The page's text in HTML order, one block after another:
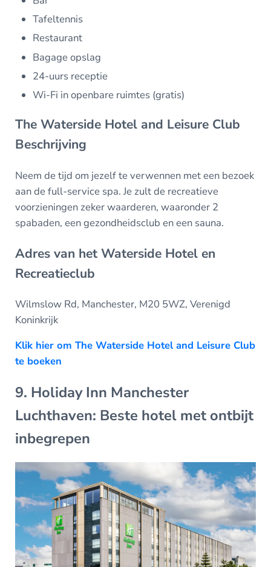
Tafeltennis
Restaurant
Bagage opslag
24-uurs receptie
Wi-Fi in openbare ruimtes (gratis)
The Waterside Hotel and Leisure Club
Beschrijving
Neem de tijd om jezelf te verwennen met een bezoek
aan de full-service spa. Je zult de recreatieve
voorzieningen zeker waarderen, waaronder 2
spabaden, een gezondheidsclub en een sauna.
Adres van het Waterside Hotel en
Recreatieclub
Wilmslow Rd, Manchester, M20 5WZ, Verenigd
Koninkrijk
Klik hier om The Waterside Hotel and Leisure Club
te boeken
9. Holiday Inn Manchester
Luchthaven: Beste hotel met ontbijt
inbegrepen